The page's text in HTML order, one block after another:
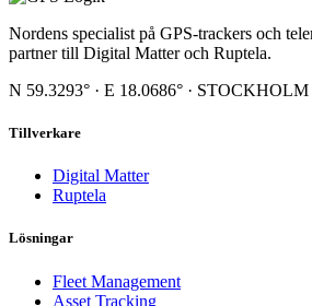
Nordens specialist på GPS-trackers och
partner till Digital Matter och Ruptela.
N 59.3293° · E 18.0686° · STOCKHOLM
Tillverkare
Digital Matter
Ruptela
Lösningar
Fleet Management
Asset Tracking